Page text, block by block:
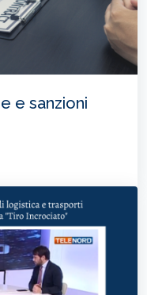
e sanzioni